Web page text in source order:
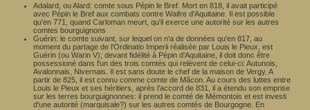
Adalard, ou Alard: comte sous Pépin le Bref. Mort en 818, il avait participé
avec Pépin le Bref aux combats contre Waifre d'Aquitaine. Il est possible
qu'en 771, quand Carloman meurt, qu'il exerce une autorité sur les autres
comtes bourguignons
Guérin: le comte suivant, sur lequel on n'a de données qu'en 817, au
moment du partage de l'Ordinatio Imperii réalisée par Louis le Pieux, est
Guérin (ou Warin V); devant fidélité à Pépin d'Aquitaine, il doit donc être
possessioné dans l'un des trois comtés qui relèvent de celui-ci: Autunois,
Avalonnais, Nivernais. Il est sans doute le chef de la maison de Vergy. A
partir de 825, il est connu comme comte de Mâcon. Au cours des luttes entre
Louis le Pieux et ses héritiers, après l'accord de 831, il a étendu son emprise
sur les terres bourguignonnes: il prend le comté de Mémontois et est investi
d'une autorité (marquisale?) sur les autres comtés de Bourgogne. En